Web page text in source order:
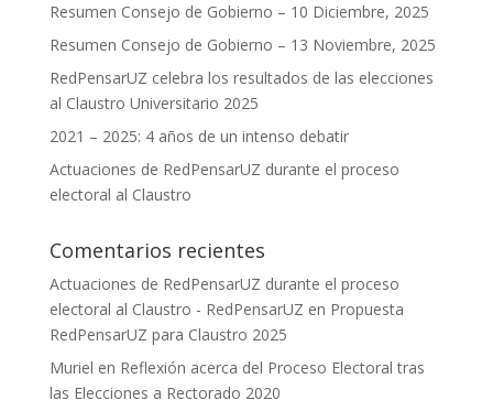
Resumen Consejo de Gobierno – 10 Diciembre, 2025
Resumen Consejo de Gobierno – 13 Noviembre, 2025
RedPensarUZ celebra los resultados de las elecciones
al Claustro Universitario 2025
2021 – 2025: 4 años de un intenso debatir
Actuaciones de RedPensarUZ durante el proceso
electoral al Claustro
Comentarios recientes
Actuaciones de RedPensarUZ durante el proceso
electoral al Claustro - RedPensarUZ en Propuesta
RedPensarUZ para Claustro 2025
Muriel en Reflexión acerca del Proceso Electoral tras
las Elecciones a Rectorado 2020